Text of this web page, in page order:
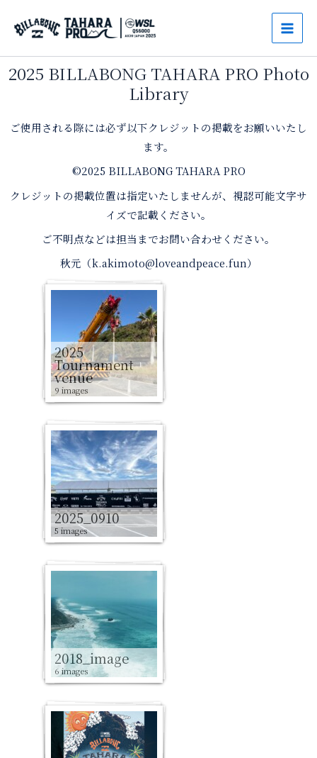
ス2025 BILLABONG TAHARA PRO Photo
Library
ご使用される際には必ず以下クレジットの掲載をお願いいたし
ます。
©2025 BILLABONG TAHARA PRO
クレジットの掲載位置は指定いたしませんが、視認可能文字サ
イズで記載ください。
ご不明点などは担当までお問い合わせください。
秋元（k.akimoto@loveandpeace.fun）
2025
Tournament
venue
9 images
2025_0910
5 images
2018_image
6 images